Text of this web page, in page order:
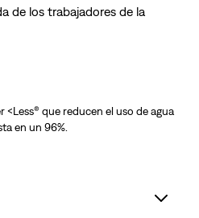
de los trabajadores de la
que reducen el uso de agua
en un 96%.